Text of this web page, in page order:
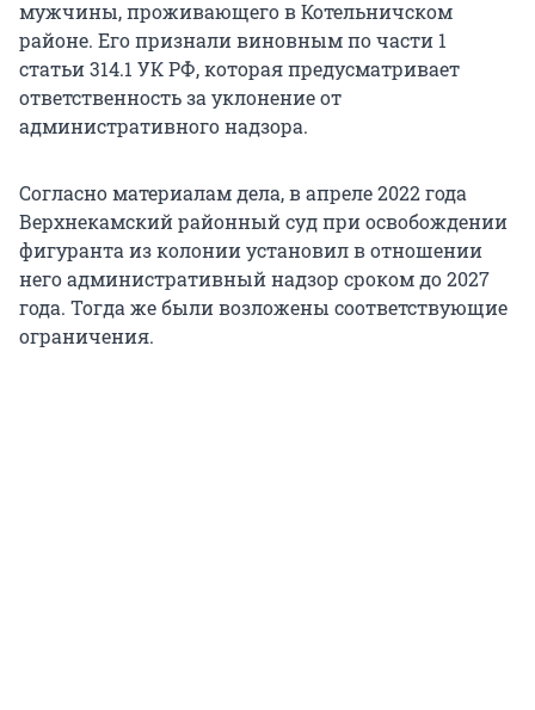
мужчины, проживающего в Котельничском
районе. Его признали виновным по части 1
статьи 314.1 УК РФ, которая предусматривает
ответственность за уклонение от
административного надзора.
Согласно материалам дела, в апреле 2022 года
Верхнекамский районный суд при освобождении
фигуранта из колонии установил в отношении
него административный надзор сроком до 2027
года. Тогда же были возложены соответствующие
ограничения.